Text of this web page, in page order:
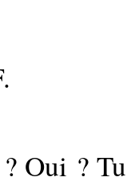
Oui ?